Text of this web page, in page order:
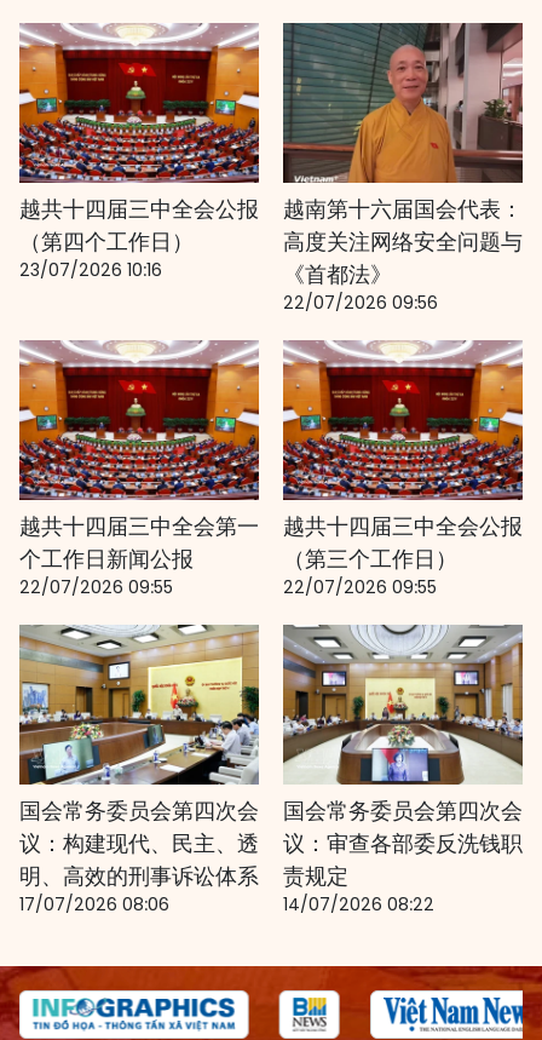
越共十四届三中全会公报
（第四个工作日）
23/07/2026 10:16
越南第十六届国会代表：
高度关注网络安全问题与
《首都法》
22/07/2026 09:56
越共十四届三中全会第一
个工作日新闻公报
22/07/2026 09:55
越共十四届三中全会公报
（第三个工作日）
22/07/2026 09:55
国会常务委员会第四次会
议：构建现代、民主、透
明、高效的刑事诉讼体系
17/07/2026 08:06
国会常务委员会第四次会
议：审查各部委反洗钱职
责规定
14/07/2026 08:22